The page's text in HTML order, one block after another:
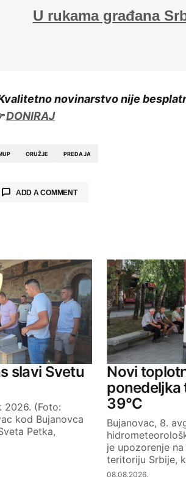
U rukama građana
novinarstvo nije
DONIRAJ
ORUŽJE PREDAJA
ADD A COMMENT
Comment*
Your Name
SUBMIT COMMENT
slavi Svetu
2026. (Foto:
kod Bujanovca
Petka,
Novi
ponedeljka
39°C
Bujanovac, 8.
je upozorenje
teritoriju Srbije,
08.08.2026.